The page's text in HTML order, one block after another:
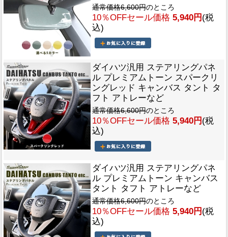
通常価格6,600円のところ
10％OFFセール価格 5,940円 (税
込)
ダイハツ汎用 ステアリングパネ
ル プレミアムトーン スパークリ
ングレッド キャンバス タント タ
フト アトレーなど
通常価格6,600円のところ
10％OFFセール価格 5,940円 (税
込)
ダイハツ汎用 ステアリングパネ
ル プレミアムトーン キャンバス
タント タフト アトレーなど
通常価格6,600円のところ
10％OFFセール価格 5,940円 (税
込)